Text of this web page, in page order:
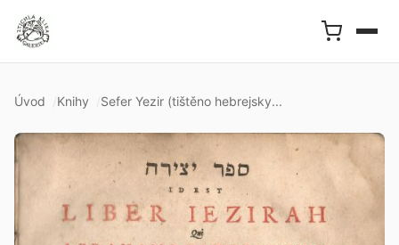
Úvod Knihy Sefer Yezir (tištěno hebrejsky...